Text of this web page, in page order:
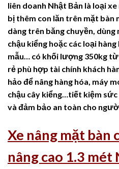
liên doanh Nhật Bản là loại
bị thêm con lăn trên mặt bàn
dàng trên băng chuyền, dùng
chậu kiểng hoặc các loại
mẫu… có khối lượng 350kg
rẻ phù hợp tài chính khách
hảo để nâng hàng hóa, máy
chậu cây kiểng…tiết kiệm
và đảm bảo an toàn cho
Xe nâng mặt bàn
nâng cao 1.3 mét